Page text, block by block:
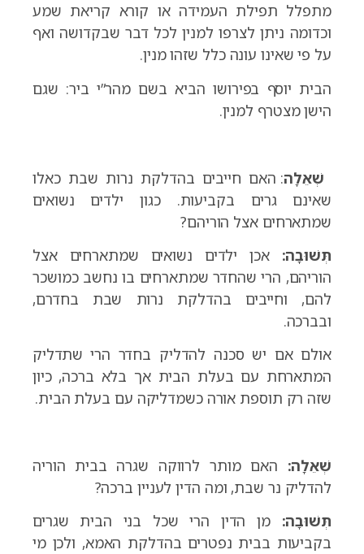
מתפלל תפילת העמידה או קורא קריאת שמע
וכדומה ניתן לצרפו למנין לכל דבר שבקדושה ואף
על פי שאינו עונה כלל שזהו מנין.
הבית יוסף בפירושו הביא בשם מהר”י ביר: שגם
הישן מצטרף למנין.
שְׁאֵלָה: האם חייבים בהדלקת נרות שבת כאלו
שאינם גרים בקביעות. כגון ילדים נשואים
שמתארחים אצל הוריהם?
תְּשׁוּבָה: אכן ילדים נשואים שמתארחים אצל
הוריהם, הרי שהחדר שמתארחים בו נחשב כמושכר
להם, וחייבים בהדלקת נרות שבת בחדרם,
ובברכה.
אולם אם יש סכנה להדליק בחדר הרי שתדליק
המתארחת עם בעלת הבית אך בלא ברכה, כיון
שזה רק תוספת אורה כשמדליקה עם בעלת הבית.
שְׁאֵלָה: האם מותר לרווקה שגרה בבית הוריה
להדליק נר שבת, ומה הדין לעניין ברכה?
תְּשׁוּבָה: מן הדין הרי שכל בני הבית שגרים
בקביעות בבית נפטרים בהדלקת האמא, ולכן מי